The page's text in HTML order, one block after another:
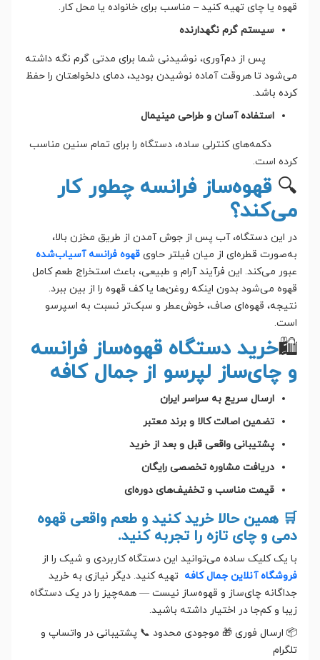
قهوه یا چای تهیه کنید – مناسب برای خانواده یا محل کار.
سیستم گرم نگهدارنده
پس از دم‌آوری، نوشیدنی شما برای مدتی گرم نگه‌ داشته
می‌شود تا هروقت آماده نوشیدن بودید، دمای دلخواهتان را حفظ
کرده باشد.
استفاده آسان و طراحی مینیمال
دکمه‌های کنترلی ساده، دستگاه را برای تمام سنین مناسب
کرده است.
🔍 قهوه‌ساز فرانسه چطور کار
می‌کند؟
در این دستگاه، آب پس از جوش آمدن از طریق مخزن بالا،
به‌صورت قطره‌ای از میان فیلتر حاوی قهوه فرانسه آسیاب‌شده
عبور می‌کند. این فرآیند آرام و طبیعی، باعث استخراج طعم کامل
قهوه می‌شود بدون اینکه روغن‌ها یا کف قهوه را از بین ببرد.
نتیجه، قهوه‌ای صاف، خوش‌عطر و سبک‌تر نسبت به اسپرسو
است.
🛍️خرید دستگاه قهوه‌ساز فرانسه
و چای‌ساز لپرسو از جمال کافه
ارسال سریع به سراسر ایران
تضمین اصالت کالا و برند معتبر
پشتیبانی واقعی قبل و بعد از خرید
دریافت مشاوره تخصصی رایگان
قیمت مناسب و تخفیف‌های دوره‌ای
🛒 همین حالا خرید کنید و طعم واقعی قهوه
دمی و چای تازه را تجربه کنید.
با یک کلیک ساده می‌توانید این دستگاه کاربردی و شیک را از
فروشگاه آنلاین جمال کافه تهیه کنید. دیگر نیازی به خرید
جداگانه چای‌ساز و قهوه‌ساز نیست — همه‌چیز را در یک دستگاه
زیبا و کم‌جا در اختیار داشته باشید.
📦 ارسال فوری 🎁 موجودی محدود 📞 پشتیبانی در واتساپ و
تلگرام